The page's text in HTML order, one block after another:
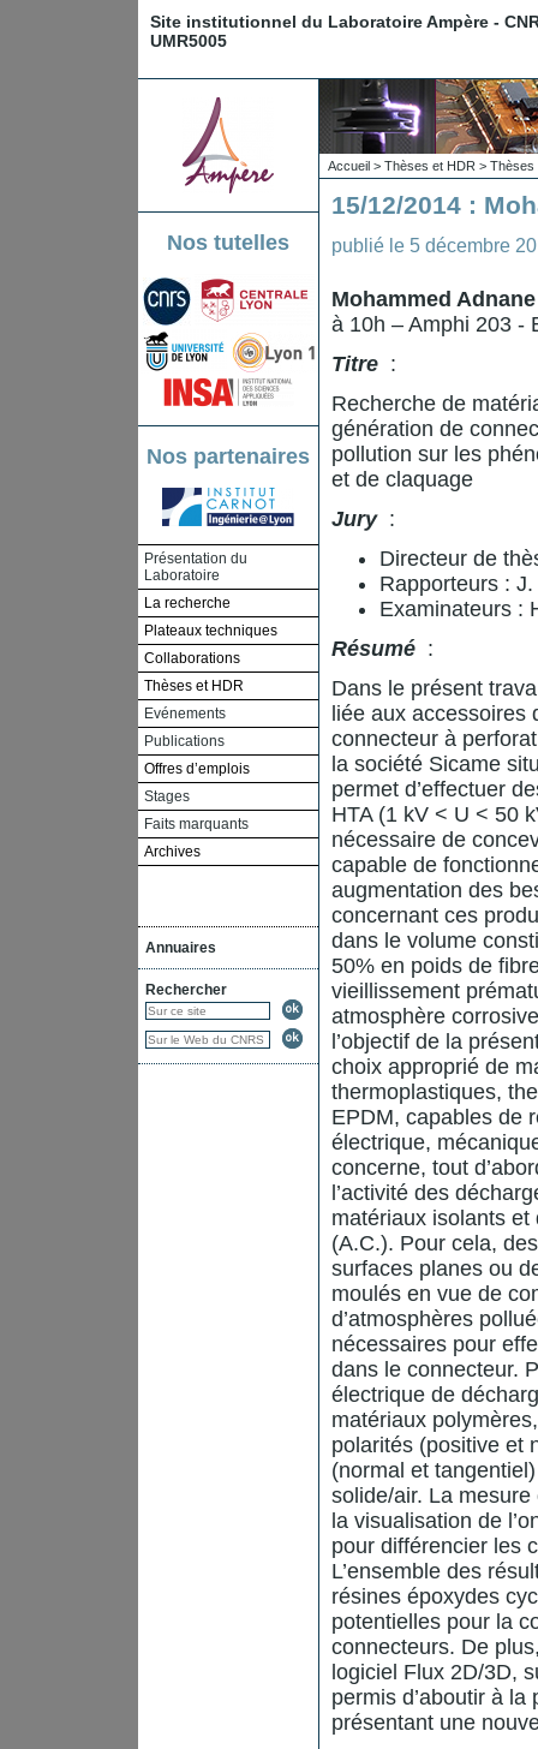
Site institutionnel du Laboratoire Ampère -
UMR5005
Nos tutelles
Nos partenaires
Présentation du
Laboratoire
La recherche
Plateaux techniques
Collaborations
Thèses et HDR
Evénements
Publications
Offres d’emplois
Stages
Faits marquants
Archives
Annuaires
Rechercher
Accueil > Thèses et HDR > Thèses
15/12/2014 :
publié le 5 décembre
Mohammed
à 10h – Amphi 203 -
Titre :
Recherche de
génération de
pollution sur les
et de claquage
Jury :
Directeur de
Rapporteurs :
Examinateurs :
Résumé :
Dans le présent
liée aux
connecteur à
la société Sicame
permet d’effectuer
HTA (1 kV < U < 50
nécessaire de
capable de
augmentation des
concernant ces
dans le volume
50% en poids de
vieillissement
atmosphère
l’objectif de la
choix approprié de
thermoplastiques,
EPDM, capables de
électrique,
concerne, tout
l’activité des
matériaux isolants
(A.C.). Pour cela,
surfaces planes ou
moulés en vue de
d’atmosphères
nécessaires pour
dans le connecteur.
électrique de
matériaux
polarités (positive et
(normal et
solide/air. La
la visualisation de
pour différencier les
L’ensemble des
résines époxydes
potentielles pour la
connecteurs. De
logiciel Flux 2D/3D,
permis d’aboutir à la
présentant une